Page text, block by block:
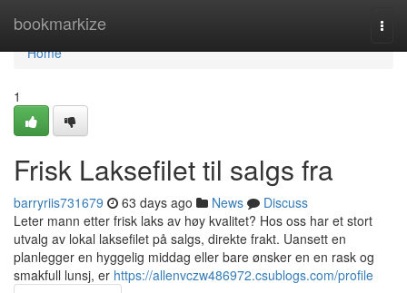
bookmarkize
Home
Home
1
Frisk Laksefilet til salgs fra
barryriis731679 63 days ago News
Discuss
Leter mann etter frisk laks av høy kvalitet? Hos oss har et stort
utvalg av lokal laksefilet på salgs, direkte frakt. Uansett en
planlegger en hyggelig middag eller bare ønsker en en rask og
smakfull lunsj, er https://allenvczw486972.csublogs.com/profile